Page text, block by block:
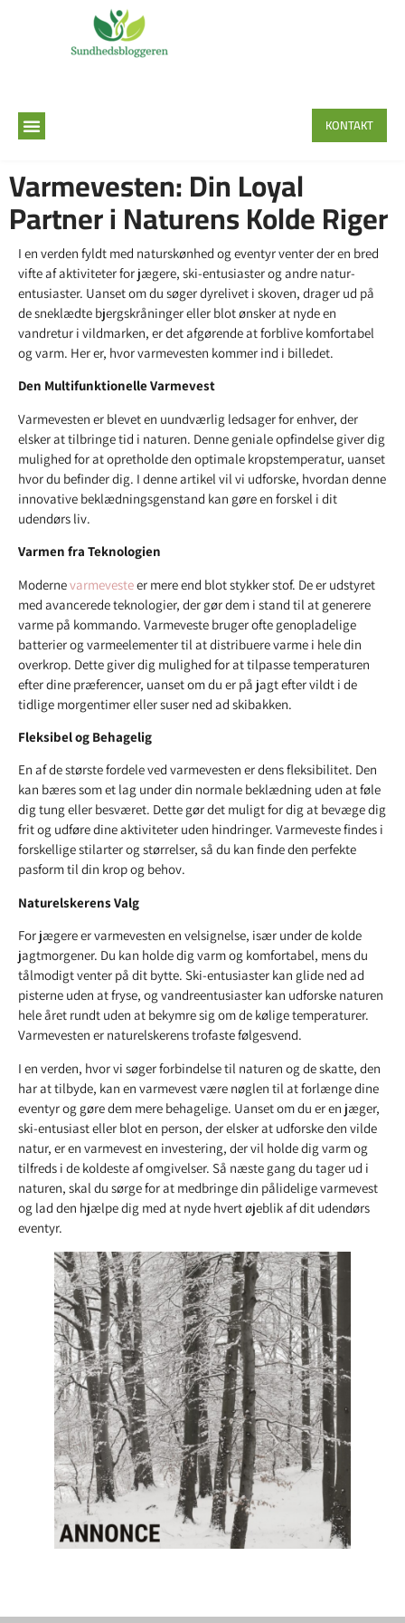
KONTAKT
Varmevesten: Din Loyal
Partner i Naturens Kolde Riger
I en verden fyldt med naturskønhed og eventyr venter der en bred
vifte af aktiviteter for jægere, ski-entusiaster og andre natur-
entusiaster. Uanset om du søger dyrelivet i skoven, drager ud på
de sneklædte bjergskråninger eller blot ønsker at nyde en
vandretur i vildmarken, er det afgørende at forblive komfortabel
og varm. Her er, hvor varmevesten kommer ind i billedet.
Den Multifunktionelle Varmevest
Varmevesten er blevet en uundværlig ledsager for enhver, der
elsker at tilbringe tid i naturen. Denne geniale opfindelse giver dig
mulighed for at opretholde den optimale kropstemperatur, uanset
hvor du befinder dig. I denne artikel vil vi udforske, hvordan denne
innovative beklædningsgenstand kan gøre en forskel i dit
udendørs liv.
Varmen fra Teknologien
Modernevarmevesteer mere end blot stykker stof. De er udstyret
med avancerede teknologier, der gør dem i stand til at generere
varme på kommando. Varmeveste bruger ofte genopladelige
batterier og varmeelementer til at distribuere varme i hele din
overkrop. Dette giver dig mulighed for at tilpasse temperaturen
efter dine præferencer, uanset om du er på jagt efter vildt i de
tidlige morgentimer eller suser ned ad skibakken.
Fleksibel og Behagelig
En af de største fordele ved varmevesten er dens fleksibilitet. Den
kan bæres som et lag under din normale beklædning uden at føle
dig tung eller besværet. Dette gør det muligt for dig at bevæge dig
frit og udføre dine aktiviteter uden hindringer. Varmeveste findes i
forskellige stilarter og størrelser, så du kan finde den perfekte
pasform til din krop og behov.
Naturelskerens Valg
For jægere er varmevesten en velsignelse, især under de kolde
jagtmorgener. Du kan holde dig varm og komfortabel, mens du
tålmodigt venter på dit bytte. Ski-entusiaster kan glide ned ad
pisterne uden at fryse, og vandreentusiaster kan udforske naturen
hele året rundt uden at bekymre sig om de kølige temperaturer.
Varmevesten er naturelskerens trofaste følgesvend.
I en verden, hvor vi søger forbindelse til naturen og de skatte, den
har at tilbyde, kan en varmevest være nøglen til at forlænge dine
eventyr og gøre dem mere behagelige. Uanset om du er en jæger,
ski-entusiast eller blot en person, der elsker at udforske den vilde
natur, er en varmevest en investering, der vil holde dig varm og
tilfreds i de koldeste af omgivelser. Så næste gang du tager ud i
naturen, skal du sørge for at medbringe din pålidelige varmevest
og lad den hjælpe dig med at nyde hvert øjeblik af dit udendørs
eventyr.